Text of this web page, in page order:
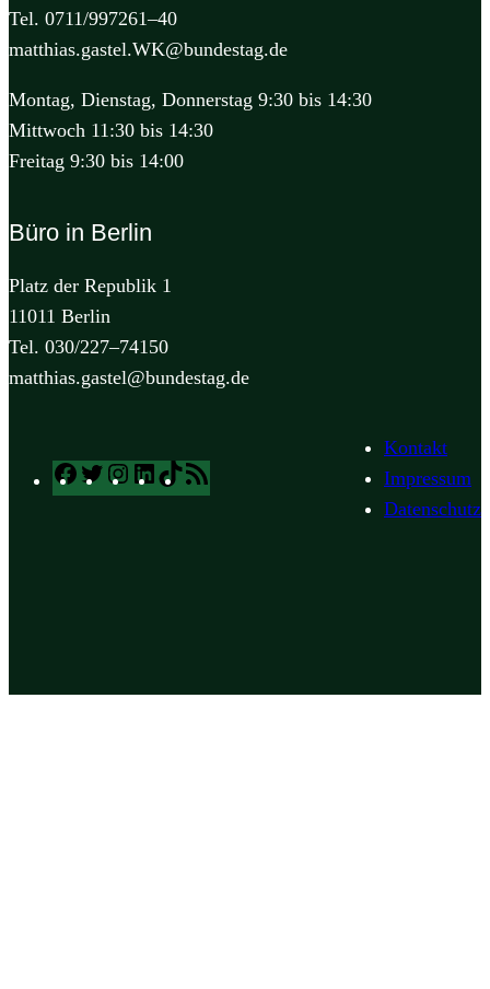
Tel. 0711/997261–40
matthias.gastel.WK@bundestag.de
Montag, Dienstag, Donnerstag 9:30 bis 14:30
Mittwoch 11:30 bis 14:30
Freitag 9:30 bis 14:00
Büro in Berlin
Platz der Republik 1
11011 Berlin
Tel. 030/227–74150
matthias.gastel@bundestag.de
Facebook
TwitterInstagram
LinkedIn
TikTok
Kontakt
Impressum
Datenschutz